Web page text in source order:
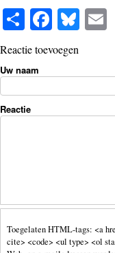
S
ha
re
Fa
ce
bo
ok
Bl
ue
y
Reactie toevoegen
Uw naam
Reactie
Toegelaten HTML-tags: <a
cite> <code> <ul type> <ol